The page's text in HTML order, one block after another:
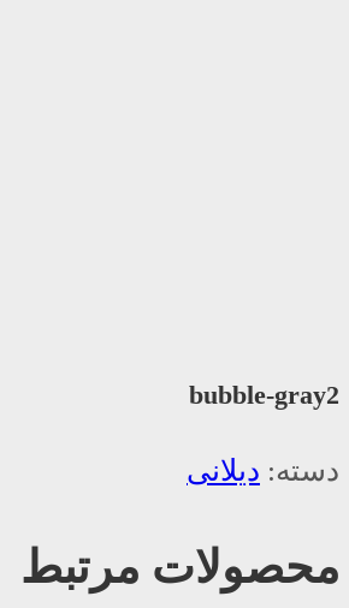
bubble-gray2
دسته: دیلانی
محصولات مرتبط